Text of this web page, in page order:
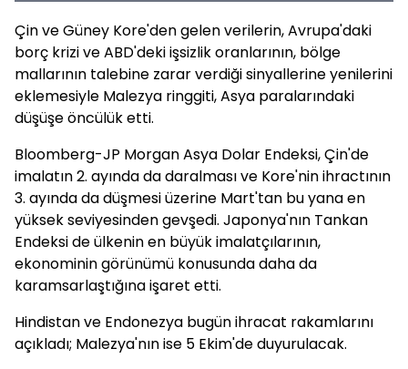
Çin ve Güney Kore'den gelen verilerin, Avrupa'daki
borç krizi ve ABD'deki işsizlik oranlarının, bölge
mallarının talebine zarar verdiği sinyallerine yenilerini
eklemesiyle Malezya ringgiti, Asya paralarındaki
düşüşe öncülük etti.
Bloomberg-JP Morgan Asya Dolar Endeksi, Çin'de
imalatın 2. ayında da daralması ve Kore'nin ihractının
3. ayında da düşmesi üzerine Mart'tan bu yana en
yüksek seviyesinden gevşedi. Japonya'nın Tankan
Endeksi de ülkenin en büyük imalatçılarının,
ekonominin görünümü konusunda daha da
karamsarlaştığına işaret etti.
Hindistan ve Endonezya bugün ihracat rakamlarını
açıkladı; Malezya'nın ise 5 Ekim'de duyurulacak.